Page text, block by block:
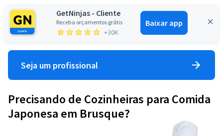
GetNinjas - Cliente
Receba orçamentos grátis
+30K
Baixar app
Entrar
Seja um profissional
Precisando de Cozinheiras para Comida
Japonesa em Brusque?